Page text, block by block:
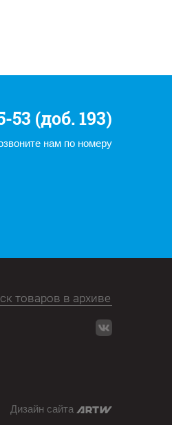
53 (доб. 193)
нам по номеру
Дизайн сайта